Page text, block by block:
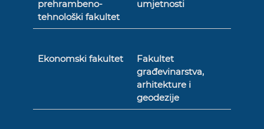
prehrambeno-
tehnološki fakultet
umjetnosti
Ekonomski fakultet
Fakultet
građevinarstva,
arhitekture i
geodezije